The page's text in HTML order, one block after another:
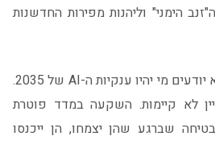
הימני" וליהנות מפירות החדשנות
אנו לא יודעים מי יהיו ענקיות ה-AI של 2035.
לא קיימות. השקעה במדד פוטרת
שברגע שהן יצמחו, הן ייכנסו